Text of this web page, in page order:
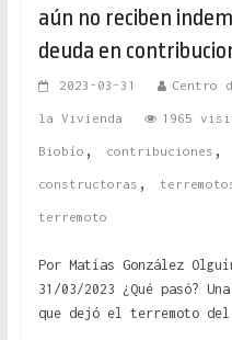
aún no reciben
deuda en
2023-03-31 Centro
la Vivienda 1965
Biobío , contribuciones ,
constructoras ,
terremoto
Por Matías González
31/03/2023 ¿Qué pasó?
que dejó el terremoto del